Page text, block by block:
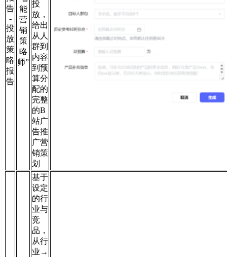
告
-
投
放
策
略
报
告
能
营
销
策
略
师”
投
放，
给出
从人
群到
内容
到预
算分
配的
完整
的B
站广
告推
广营
销策
划
基于
设定
的行
业与
竞
品，
从行
业→